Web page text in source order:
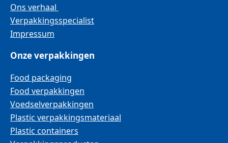
Ons verhaal
Verpakkingsspecialist
Impressum
Onze verpakkingen
Food packaging
Food verpakkingen
Voedselverpakkingen
Plastic verpakkingsmateriaal
Plastic containers